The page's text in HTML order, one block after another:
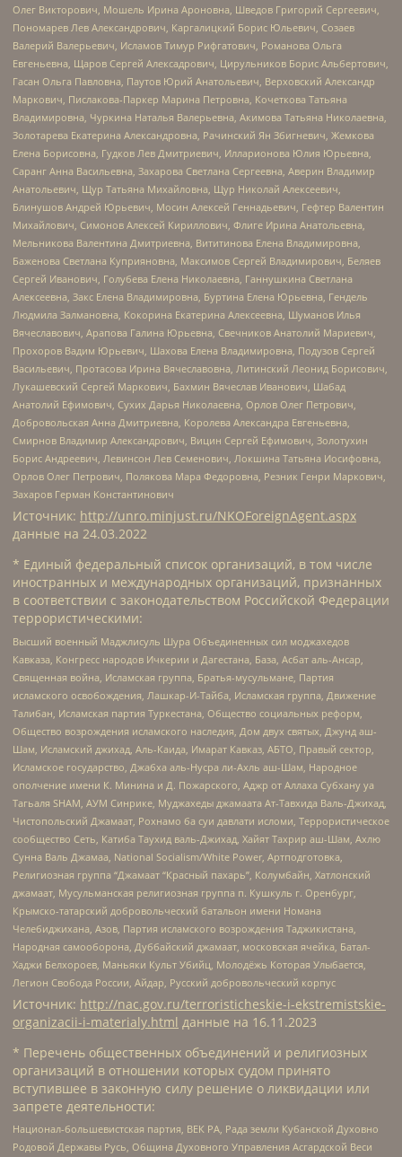
Олег Викторович, Мошель Ирина Ароновна, Шведов Григорий Сергеевич,
Пономарев Лев Александрович, Каргалицкий Борис Юльевич, Созаев
Валерий Валерьевич, Исламов Тимур Рифгатович, Романова Ольга
Евгеньевна, Щаров Сергей Алексадрович, Цирульников Борис Альбертович,
Гасан Ольга Павловна, Паутов Юрий Анатольевич, Верховский Александр
Маркович, Пислакова-Паркер Марина Петровна, Кочеткова Татьяна
Владимировна, Чуркина Наталья Валерьевна, Акимова Татьяна Николаевна,
Золотарева Екатерина Александровна, Рачинский Ян Збигневич, Жемкова
Елена Борисовна, Гудков Лев Дмитриевич, Илларионова Юлия Юрьевна,
Саранг Анна Васильевна, Захарова Светлана Сергеевна, Аверин Владимир
Анатольевич, Щур Татьяна Михайловна, Щур Николай Алексеевич,
Блинушов Андрей Юрьевич, Мосин Алексей Геннадьевич, Гефтер Валентин
Михайлович, Симонов Алексей Кириллович, Флиге Ирина Анатольевна,
Мельникова Валентина Дмитриевна, Вититинова Елена Владимировна,
Баженова Светлана Куприяновна, Максимов Сергей Владимирович, Беляев
Сергей Иванович, Голубева Елена Николаевна, Ганнушкина Светлана
Алексеевна, Закс Елена Владимировна, Буртина Елена Юрьевна, Гендель
Людмила Залмановна, Кокорина Екатерина Алексеевна, Шуманов Илья
Вячеславович, Арапова Галина Юрьевна, Свечников Анатолий Мариевич,
Прохоров Вадим Юрьевич, Шахова Елена Владимировна, Подузов Сергей
Васильевич, Протасова Ирина Вячеславовна, Литинский Леонид Борисович,
Лукашевский Сергей Маркович, Бахмин Вячеслав Иванович, Шабад
Анатолий Ефимович, Сухих Дарья Николаевна, Орлов Олег Петрович,
Добровольская Анна Дмитриевна, Королева Александра Евгеньевна,
Смирнов Владимир Александрович, Вицин Сергей Ефимович, Золотухин
Борис Андреевич, Левинсон Лев Семенович, Локшина Татьяна Иосифовна,
Орлов Олег Петрович, Полякова Мара Федоровна, Резник Генри Маркович,
Захаров Герман Константинович
Источник: http://unro.minjust.ru/NKOForeignAgent.aspx
данные на 24.03.2022
* Единый федеральный список организаций, в том числе
иностранных и международных организаций, признанных
в соответствии с законодательством Российской Федерации
террористическими:
Высший военный Маджлисуль Шура Объединенных сил моджахедов
Кавказа, Конгресс народов Ичкерии и Дагестана, База, Асбат аль-Ансар,
Священная война, Исламская группа, Братья-мусульмане, Партия
исламского освобождения, Лашкар-И-Тайба, Исламская группа, Движение
Талибан, Исламская партия Туркестана, Общество социальных реформ,
Общество возрождения исламского наследия, Дом двух святых, Джунд аш-
Шам, Исламский джихад, Аль-Каида, Имарат Кавказ, АБТО, Правый сектор,
Исламское государство, Джабха аль-Нусра ли-Ахль аш-Шам, Народное
ополчение имени К. Минина и Д. Пожарского, Аджр от Аллаха Субхану уа
Тагьаля SHAM, АУМ Синрике, Муджахеды джамаата Ат-Тавхида Валь-Джихад,
Чистопольский Джамаат, Рохнамо ба суи давлати исломи, Террористическое
сообщество Сеть, Катиба Таухид валь-Джихад, Хайят Тахрир аш-Шам, Ахлю
Сунна Валь Джамаа, National Socialism/White Power, Артподготовка,
Религиозная группа “Джамаат “Красный пахарь”, Колумбайн, Хатлонский
джамаат, Мусульманская религиозная группа п. Кушкуль г. Оренбург,
Крымско-татарский добровольческий батальон имени Номана
Челебиджихана, Азов, Партия исламского возрождения Таджикистана,
Народная самооборона, Дуббайский джамаат, московская ячейка, Батал-
Хаджи Белхороев, Маньяки Культ Убийц, Молодёжь Которая Улыбается,
Легион Свобода России, Айдар, Русский добровольческий корпус
Источник: http://nac.gov.ru/terroristicheskie-i-ekstremistskie-
organizacii-i-materialy.html данные на 16.11.2023
* Перечень общественных объединений и религиозных
организаций в отношении которых судом принято
вступившее в законную силу решение о ликвидации или
запрете деятельности:
Национал-большевистская партия, ВЕК РА, Рада земли Кубанской Духовно
Родовой Державы Русь, Община Духовного Управления Асгардской Веси